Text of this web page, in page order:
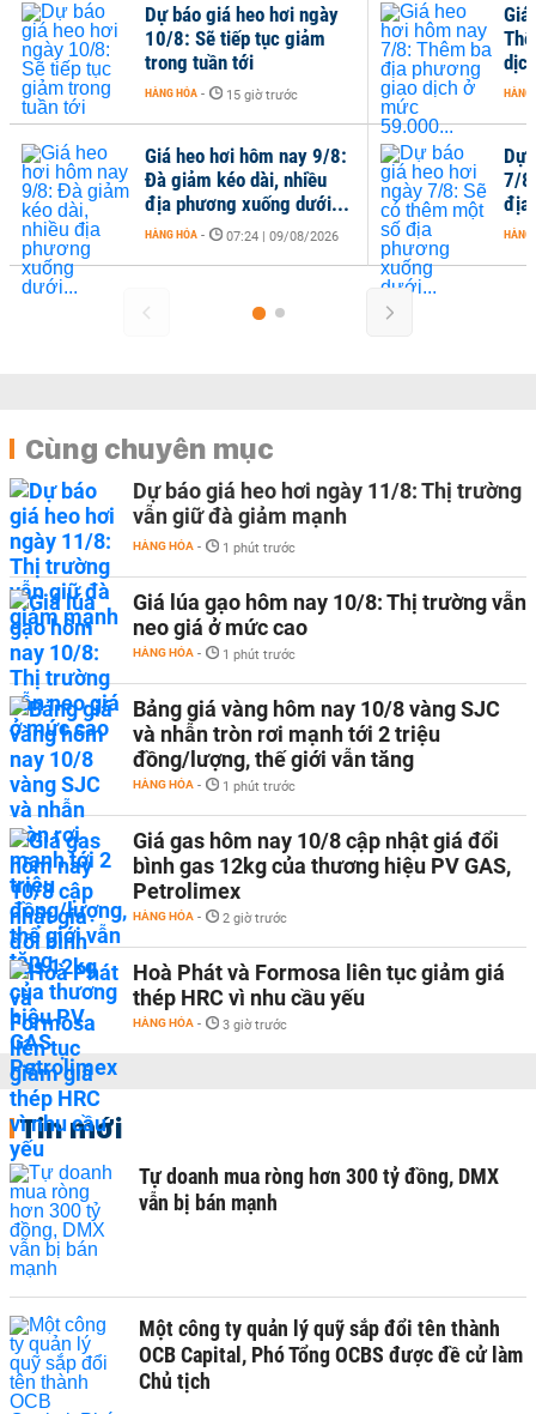
Dự báo giá heo hơi ngày
10/8: Sẽ tiếp tục giảm
trong tuần tới
HÀNG HÓA - 15 giờ trước
Giá heo hơi hôm nay 9/8:
Đà giảm kéo dài, nhiều
địa phương xuống dưới...
HÀNG HÓA - 07:24 | 09/08/2026
HÀNG
Dự
7/
địa
HÀNG
Cùng chuyên mục
Dự báo giá heo hơi ngày 11/8: Thị trường
vẫn giữ đà giảm mạnh
HÀNG HÓA - 1 phút trước
Giá lúa gạo hôm nay 10/8: Thị trường vẫn
neo giá ở mức cao
HÀNG HÓA - 1 phút trước
Bảng giá vàng hôm nay 10/8 vàng SJC
và nhẫn tròn rơi mạnh tới 2 triệu
đồng/lượng, thế giới vẫn tăng
HÀNG HÓA - 1 phút trước
Giá gas hôm nay 10/8 cập nhật giá đổi
bình gas 12kg của thương hiệu PV GAS,
Petrolimex
HÀNG HÓA - 2 giờ trước
Hoà Phát và Formosa liên tục giảm giá
thép HRC vì nhu cầu yếu
HÀNG HÓA - 3 giờ trước
Tin mới
Tự doanh mua ròng hơn 300 tỷ đồng, DMX
vẫn bị bán mạnh
Một công ty quản lý quỹ sắp đổi tên thành
OCB Capital, Phó Tổng OCBS được đề cử làm
Chủ tịch